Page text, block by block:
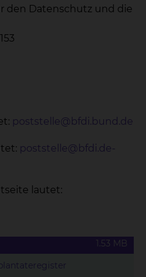
den Datenschutz und die
poststelle@bfdi.bund.de
poststelle@bfdi.de-
lautet:
1.53 MB